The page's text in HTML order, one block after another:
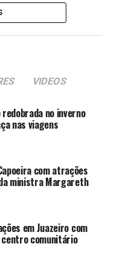
VIDEOS
no inverno
nas viagens
com atrações
ministra Margareth
em Juazeiro com
comunitário